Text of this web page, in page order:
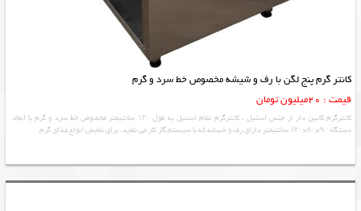
کانتر گرم پنج لگن با رف و شیشه مخصوص خط سرد و گرم
قیمت : 20میلیون تومان
کانترگرم کابین دار از جنس استیل ، کانترگرم تمام استیل به طول ۱۲۰ سانتیمتر مخصوص خط سرد و گرم با ابعاد
دستگاه ۹۰×۸۰×۱۲۰ سانتیمتر دارای رف و شیشه که با سیستم گاز کار می نماید. برای نمایش انواع غذای گرم